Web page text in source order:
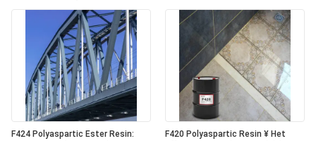
F424 Polyaspartic Ester Resin:
F420 Polyaspartic Resin ¥ Het